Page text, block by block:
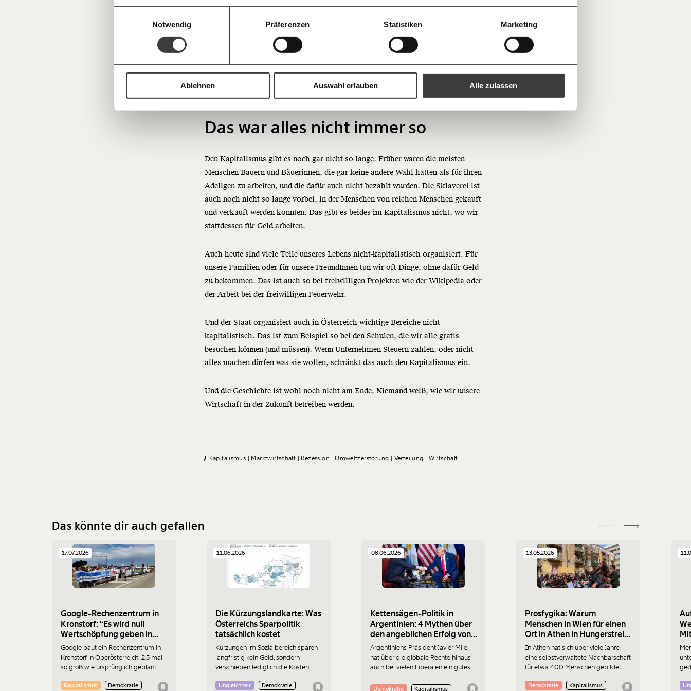
Notwendig
Präferenzen Statistiken Marketing
Ablehnen Auswahl erlauben Alle zulassen
Die Gute Woche:Die
Newsletter zu erhalten. Mehr Informationen:
100€
Ich möchte meine Spende verschenken.
PDF-Format, welche Du ausdrucken oder weiterleiten
1/3
Bluesky
Und Viertens: Der Kapitalismus trägt zur Umweltzerstörung bei - zum Beispiel
auch zum Klimawandel. Weil diejenigen, die die Umwelt zerstören, dafür nicht
Diese Probleme gibt es nicht nur im Kapitalismus, aber es gibt sie im
Kapitalismus aus bestimmten Gründen.
Das war alles nicht immer so
Den Kapitalismus gibt es noch gar nicht so lange. Früher waren die meisten
Menschen Bauern und Bäuerinnen, die gar keine andere Wahl hatten als für ihren
Adeligen zu arbeiten, und die dafür auch nicht bezahlt wurden. Die Sklaverei ist
auch noch nicht so lange vorbei, in der Menschen von reichen Menschen gekauft
und verkauft werden konnten. Das gibt es beides im Kapitalismus nicht, wo wir
stattdessen für Geld arbeiten.
Auch heute sind viele Teile unseres Lebens nicht-kapitalistisch organisiert. Für
unsere Familien oder für unsere FreundInnen tun wir oft Dinge, ohne dafür Geld
zu bekommen. Das ist auch so bei freiwilligen Projekten wie der Wikipedia oder
der Arbeit bei der freiwilligen Feuerwehr.
Und der Staat organisiert auch in Österreich wichtige Bereiche nicht-
kapitalistisch. Das ist zum Beispiel so bei den Schulen, die wir alle gratis
besuchen können (und müssen). Wenn Unternehmen Steuern zahlen, oder nicht
alles machen dürfen was sie wollen, schränkt das auch den Kapitalismus ein.
Und die Geschichte ist wohl noch nicht am Ende. Niemand weiß, wie wir unsere
Wirtschaft in der Zukunft betreiben werden.
Kapitalismus Marktwirtschaft Rezession Umweltzerstörung Verteilung Wirtschaft
Das könnte dir auch gefallen
17.07.2026
Google-Rechenzentrum in
Kronstorf: “Es wird null
Wertschöpfung geben in
Österreich”
Google baut ein Rechenzentrum in
Kronstorf in Oberösterreich: 2,5 mal
so groß wie ursprünglich geplant
Umweltverträglichkeitsprüfung. Es
Kapitalismus Demokratie
11.06.2026
Die Kürzungslandkarte: Was
Österreichs Sparpolitik
tatsächlich kostet
Kürzungen im Sozialbereich sparen
langfristig kein Geld, sondern
verschieben lediglich die Kosten.
macht Kürzungen, Betroffene und
Ungleichheit Demokratie
08.06.2026
Kettensägen-Politik in
Argentinien: 4 Mythen über
den angeblichen Erfolg von
Javier Milei
Argentiniens Präsident Javier Milei
hat über die globale Rechte hinaus
auch bei vielen Liberalen ein gutes
Österreich zu tun hat und warum sie
Demokratie Kapitalismus
13.05.2026
Prosfygika: Warum
Menschen in Wien für einen
Ort in Athen in Hungerstreik
gehen
In Athen hat sich über viele Jahre
eine selbstverwaltete Nachbarschaft
für etwa 400 Menschen gebildet.
Stadt zum Opfer fallen. Aus Protest
Demokratie Kapitalismus